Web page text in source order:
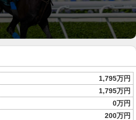
1,795万円
1,795万円
0万円
200万円